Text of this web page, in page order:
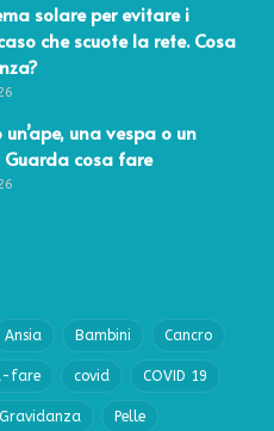
solare per evitare i
che scuote la rete. Cosa
una vespa o un
Guarda cosa fare
Ansia Bambini Cancro
fare covid COVID 19
Gravidanza Pelle